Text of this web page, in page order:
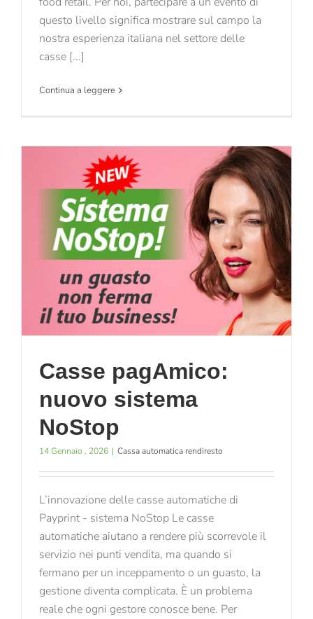
questo livello significa mostrare sul campo la
nostra esperienza italiana nel settore delle
casse [...]
Continua a leggere
Casse pagAmico:
nuovo sistema
NoStop
14 Gennaio , 2026 | Cassa automatica rendiresto
L’innovazione delle casse automatiche di
Payprint - sistema NoStop Le casse
automatiche aiutano a rendere più scorrevole il
servizio nei punti vendita, ma quando si
fermano per un inceppamento o un guasto, la
gestione diventa complicata. È un problema
reale che ogni gestore conosce bene. Per